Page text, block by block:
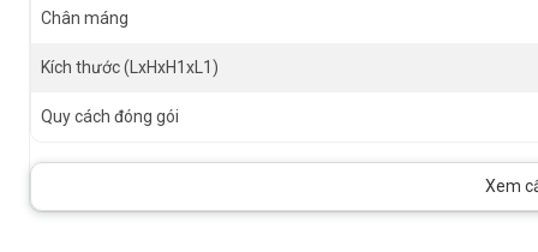
Chân máng
Kích thước (LxHxH1xL1)
Quy cách đóng gói
Xem